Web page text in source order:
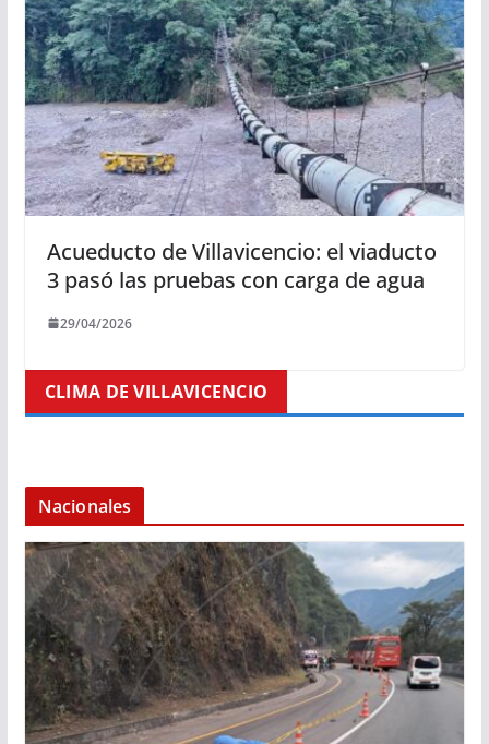
Acueducto de Villavicencio: el viaducto
3 pasó las pruebas con carga de agua
29/04/2026
CLIMA DE VILLAVICENCIO
Nacionales